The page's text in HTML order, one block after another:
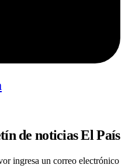
de noticias El País
ingresa un correo electrónico